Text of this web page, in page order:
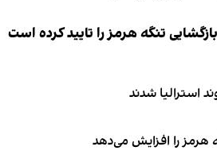
تنگه هرمز را تایید کرده است
هرمز را افزایش می‌دهد